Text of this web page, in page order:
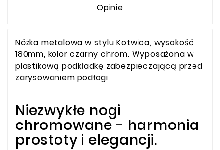
Opinie
Nóżka metalowa w stylu Kotwica, wysokość
180mm, kolor czarny chrom. Wyposażona w
plastikową podkładkę zabezpieczającą przed
zarysowaniem podłogi
Niezwykłe nogi
chromowane - harmonia
prostoty i elegancji.